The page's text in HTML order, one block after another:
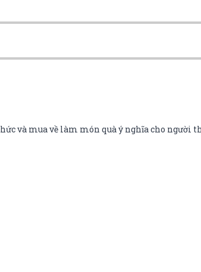
và mua về làm món quà ý nghĩa cho người